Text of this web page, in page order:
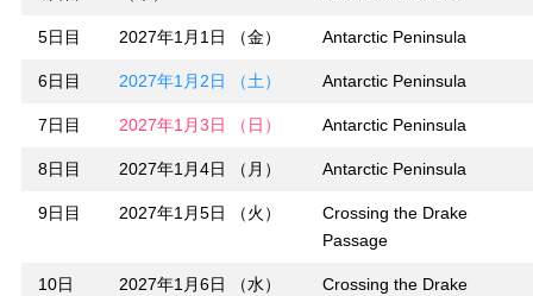
5日目 2027年1月1日 （金） Antarctic Peninsula
6日目 2027年1月2日 （土） Antarctic Peninsula
7日目 2027年1月3日 （日） Antarctic Peninsula
8日目 2027年1月4日 （月） Antarctic Peninsula
9日目 2027年1月5日 （火）
Crossing the Drake
Passage
10日
2027年1月6日 （水）
Crossing the Drake